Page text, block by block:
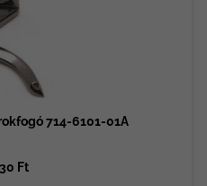
714-6101-01A
Ft